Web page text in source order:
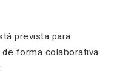
prevista para
forma colaborativa